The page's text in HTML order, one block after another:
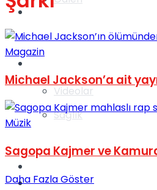
Videolar
Gündem
Gündem
Sağlık
Magazin
Michael Jackson’a ait
Müzik
Sagopa Kajmer ve
Daha Fazla Göster